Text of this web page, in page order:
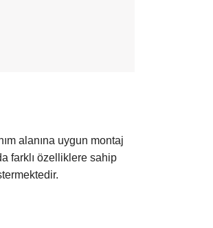
alanına uygun montaj
farklı özelliklere sahip